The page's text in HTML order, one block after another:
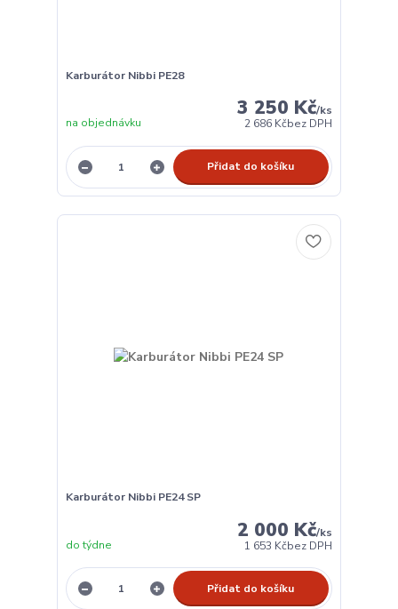
Karburátor Nibbi PE28
3 250 Kč/ks
2 686 Kčbez DPH
na objednávku
Přidat do košíku
Karburátor Nibbi PE24 SP
2 000 Kč/ks
1 653 Kčbez DPH
do týdne
Přidat do košíku